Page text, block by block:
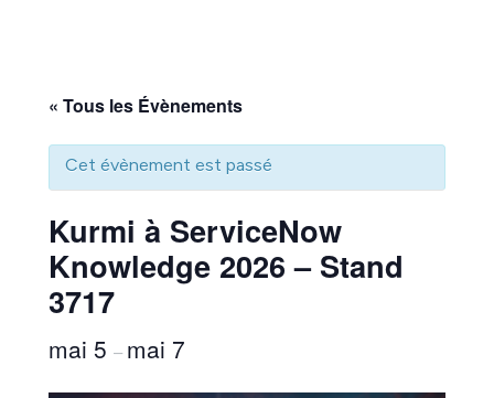
« Tous les Évènements
Cet évènement est passé
Kurmi à ServiceNow
Knowledge 2026 – Stand
3717
mai 5 – mai 7